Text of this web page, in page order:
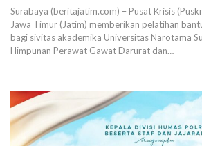
Surabaya (beritajatim.com) – Pusat Krisis
Jawa Timur (Jatim) memberikan pelatihan
bagi sivitas akademika Universitas Narotama
Himpunan Perawat Gawat Darurat dan…